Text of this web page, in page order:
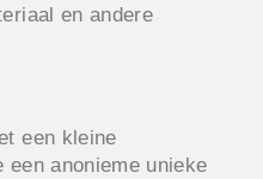
en andere
een kleine
een anonieme unieke